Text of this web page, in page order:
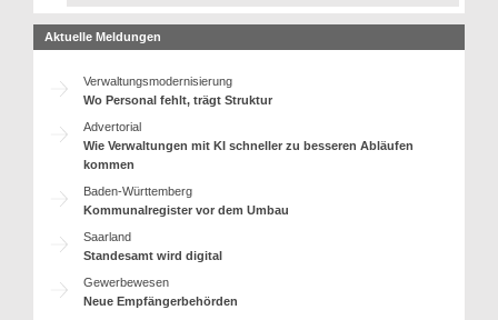
Aktuelle Meldungen
Verwaltungsmodernisierung
Wo Personal fehlt, trägt Struktur
Advertorial
Wie Verwaltungen mit KI schneller zu besseren Abläufen
kommen
Baden-Württemberg
Kommunalregister vor dem Umbau
Saarland
Standesamt wird digital
Gewerbewesen
Neue Empfängerbehörden